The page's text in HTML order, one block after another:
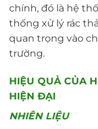
chính, đó là hệ
thống xử lý rác
quan trọng vào
trường.
HIỆU QUẢ CỦA
HIỆN ĐẠI
NHIÊN LIỆU